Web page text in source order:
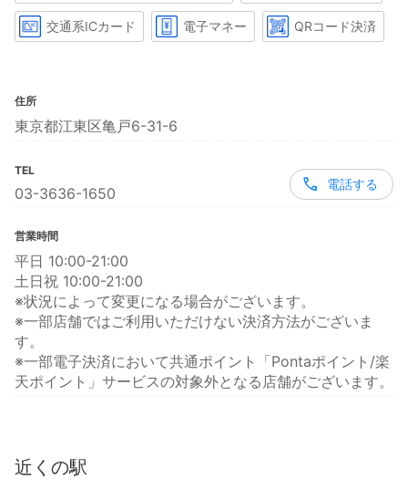
交通系ICカード 電子マネー QRコード決済
住所
東京都江東区亀戸6-31-6
TEL
03-3636-1650
電話する
営業時間
平日 10:00-21:00
土日祝 10:00-21:00
※状況によって変更になる場合がございます。
※一部店舗ではご利用いただけない決済方法がございま
す。
※一部電子決済において共通ポイント「Pontaポイント/楽
天ポイント」サービスの対象外となる店舗がございます。
近くの駅